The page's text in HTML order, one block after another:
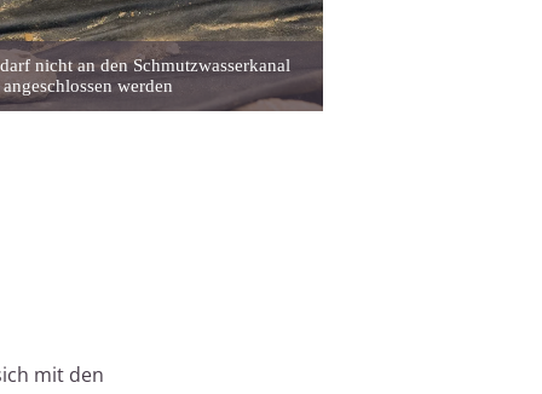
nicht an den Schmutzwasserkanal
angeschlossen werden
mit den